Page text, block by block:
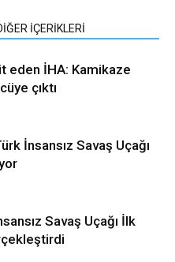
İÇERİKLERİ
eden İHA: Kamikaze
çıktı
İnsansız Savaş Uçağı
Savaş Uçağı İlk